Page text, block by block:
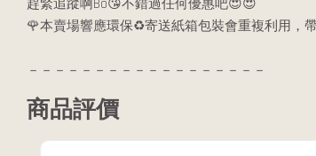
趕緊追蹤啊Bo😘不錯過任何優惠吧😍😍
🌹本賣場響應環保♻️寄送紙箱包裝會重複利用，
－－－－－－－－－－－－－－－－－－
商品評價